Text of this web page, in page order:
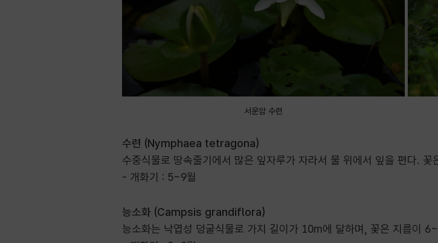
서운암 수련
수련 (Nymphaea tetragona)
수중식물로 땅속줄기에서 많은 잎자루가 자라서 물 위에서 잎을 편다.
- 개화기 : 5~9월
능소화 (Campsis grandiflora)
능소화는 낙엽성 덩굴식물로 가지 길이가 10m에 달하며, 꽃은 지름이